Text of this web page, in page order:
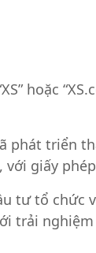
hoặc
phát triển
giấy
tư tổ
trải